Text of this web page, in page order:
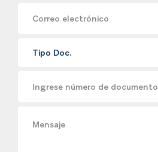
Correo electrónico
Ingrese número de documento
Mensaje